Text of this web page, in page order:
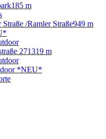
185 m
/Ramler Straße949 m
271319 m
*NEU*